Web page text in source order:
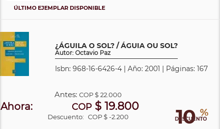
ÚLTIMO EJEMPLAR DISPONIBLE
¿ÁGUILA O SOL? / ÁGUIA OU SOL?
Autor: Octavio Paz
Isbn: 968-16-6426-4 | Año: 2001 | Páginas: 167
10 %
DESCUENTO
Antes: COP$ 22.000
Ahora: COP$ 19.800
Descuento: COP $ -2.200